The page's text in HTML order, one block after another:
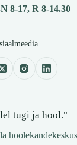
8-17, R 8-14.30
tugi ja hool."
hoolekandekeskus